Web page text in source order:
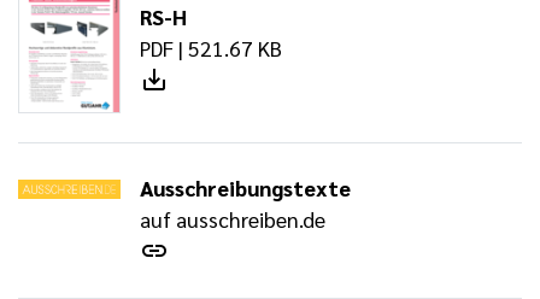
RS-H
PDF | 521.67 KB
Ausschreibungstexte
auf ausschreiben.de